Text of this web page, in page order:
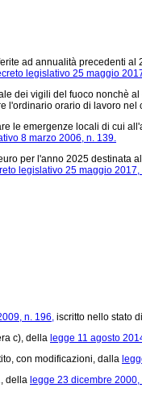
ad annualità precedenti al
legislativo 25 maggio
dei vigili del fuoco nonchè
l'ordinario orario di lavoro nel
le emergenze locali di cui
8 marzo 2006, n. 139.
per l'anno 2025 destinata
legislativo 25 maggio 2017,
n. 196, iscritto nello stato
c), della legge 11 agosto
con modificazioni, dalla
della legge 23 dicembre 2000,